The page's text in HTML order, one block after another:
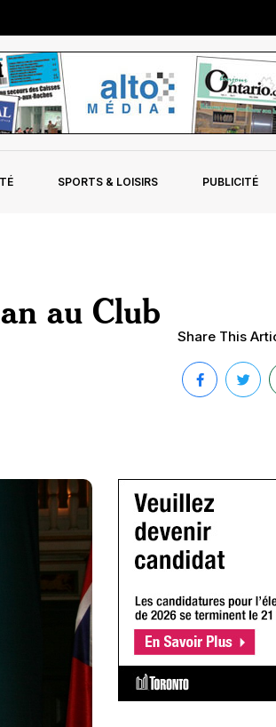
SPORTS & LOISIRS PUBLICITÉ
au Club
Share This